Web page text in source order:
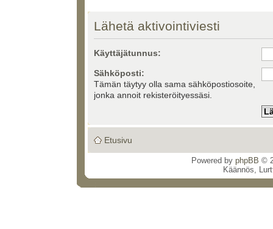
Lähetä aktivointiviesti
Käyttäjätunnus:
Sähköposti:
Tämän täytyy olla sama sähköpostiosoite,
jonka annoit rekisteröityessäsi.
Etusivu
Powered by phpBB ©
Käännös,